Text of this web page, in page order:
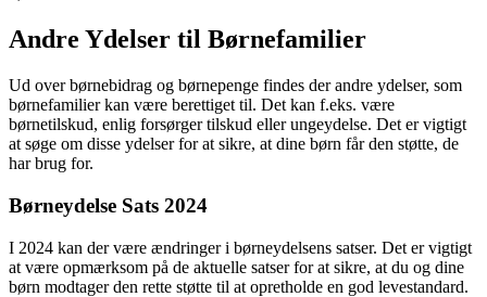
Andre Ydelser til Børnefamilier
Ud over børnebidrag og børnepenge findes der andre ydelser, som
børnefamilier kan være berettiget til. Det kan f.eks. være
børnetilskud, enlig forsørger tilskud eller ungeydelse. Det er vigtigt
at søge om disse ydelser for at sikre, at dine børn får den støtte, de
har brug for.
Børneydelse Sats 2024
I 2024 kan der være ændringer i børneydelsens satser. Det er vigtigt
at være opmærksom på de aktuelle satser for at sikre, at du og dine
børn modtager den rette støtte til at opretholde en god levestandard.